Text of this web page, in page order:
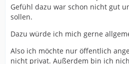
Gefühl dazu war schon nicht gut
sollen.
Dazu würde ich mich gerne
Also ich möchte nur öffentlich
nicht privat. Außerdem bin ich